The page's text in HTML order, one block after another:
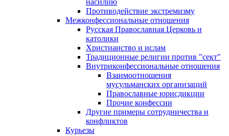
насилию
Противодействие экстремизму
Межконфессиональные отношения
Русская Православная Церковь и
католики
Христианство и ислам
Традиционные религии против "сект"
Внутриконфессиональные отношения
Взаимоотношения
мусульманских организаций
Православные юрисдикции
Прочие конфессии
Другие примеры сотрудничества и
конфликтов
Курьезы